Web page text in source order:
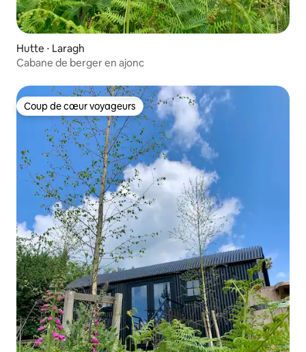
Hutte ⋅ Laragh
Cabane de berger en ajonc
Coup de cœur voyageurs
Coup de cœur voyageurs